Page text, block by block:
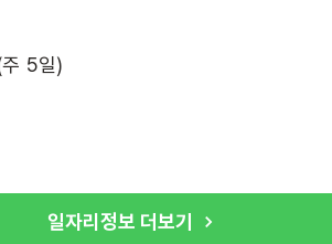
5일)
일자리정보 더보기